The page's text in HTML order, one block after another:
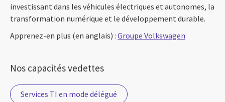
investissant dans les véhicules électriques et autonomes, la
transformation numérique et le développement durable.
Apprenez-en plus (en anglais) : Groupe Volkswagen
Nos capacités vedettes
Services TI en mode délégué